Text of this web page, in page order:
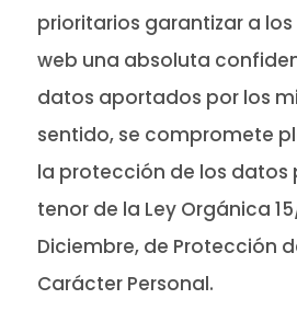
prioritarios garantizar a los
web una absoluta
datos aportados por los
sentido, se compromete
la protección de los datos
tenor de la Ley Orgánica
Diciembre, de Protección
Carácter Personal.